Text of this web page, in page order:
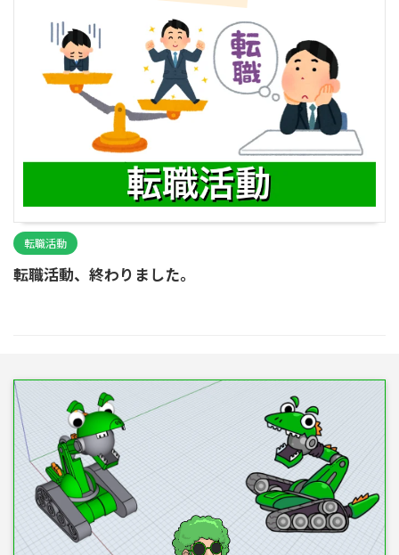
転職活動
転職活動、終わりました。